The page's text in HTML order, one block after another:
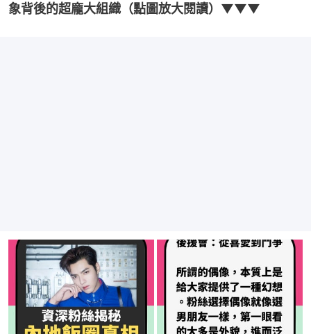
象背後的超龐大組織（點圖放大閱讀）▼▼▼